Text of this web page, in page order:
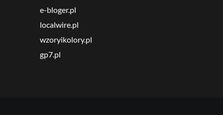
e-bloger.pl
localwire.pl
wzoryikolory.pl
gp7.pl